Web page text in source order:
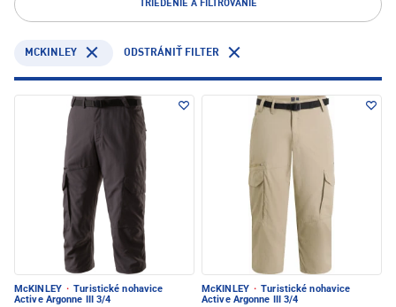
TRIEDENIE A FILTROVANIE
MCKINLEY ODSTRÁNIŤ FILTER
McKINLEY · Turistické nohavice
Active Argonne III 3/4
McKINLEY · Turistické nohavice
Active Argonne III 3/4